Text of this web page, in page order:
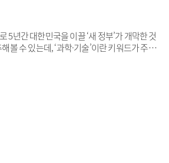
년간 대한민국을 이끌 ‘새 정부’가 개막한 것
수 있는데, ‘과학·기술’이란 키워드가 주목
업을 미래 성장동력으로 꼽고 적극 육성하고
기 때문이다. 과거 문재인 정부도 이런 취지에